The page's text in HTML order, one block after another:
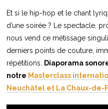
Et si le hip-hop et le chant
d’une soirée ? Le spectacle,
nous vend ce métissage
derniers points de couture,
répétitions.
Diaporama
notre Masterclass
Neuchâtel et La Chaux-de-